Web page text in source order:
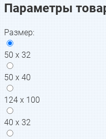
Параметры
Размер:
50 х 32
50 х 40
124 х 100
40 х 32